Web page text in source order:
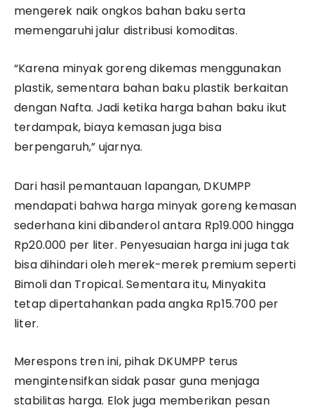
mengerek naik ongkos bahan baku serta
memengaruhi jalur distribusi komoditas.
​“Karena minyak goreng dikemas menggunakan
plastik, sementara bahan baku plastik berkaitan
dengan Nafta. Jadi ketika harga bahan baku ikut
terdampak, biaya kemasan juga bisa
berpengaruh,” ujarnya.
​Dari hasil pemantauan lapangan, DKUMPP
mendapati bahwa harga minyak goreng kemasan
sederhana kini dibanderol antara Rp19.000 hingga
Rp20.000 per liter. Penyesuaian harga ini juga tak
bisa dihindari oleh merek-merek premium seperti
Bimoli dan Tropical. Sementara itu, Minyakita
tetap dipertahankan pada angka Rp15.700 per
liter.
​Merespons tren ini, pihak DKUMPP terus
mengintensifkan sidak pasar guna menjaga
stabilitas harga. Elok juga memberikan pesan